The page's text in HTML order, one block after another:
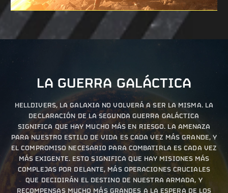
LA GUERRA GALÁCTICA
HELLDIVERS, LA GALAXIA NO VOLVERÁ A SER LA MISMA. LA
DECLARACIÓN DE LA SEGUNDA GUERRA GALÁCTICA
SIGNIFICA QUE HAY MUCHO MÁS EN RIESGO. LA AMENAZA
PARA NUESTRO ESTILO DE VIDA ES CADA VEZ MÁS GRANDE, Y
EL COMPROMISO NECESARIO PARA COMBATIRLA ES CADA VEZ
MÁS EXIGENTE. ESTO SIGNIFICA QUE HAY MISIONES MÁS
COMPLEJAS POR DELANTE, MÁS OPERACIONES CRUCIALES
QUE DECIDIRÁN EL DESTINO DE NUESTRA ARMADA, Y
RECOMPENSAS MUCHO MÁS GRANDES A LA ESPERA DE LOS